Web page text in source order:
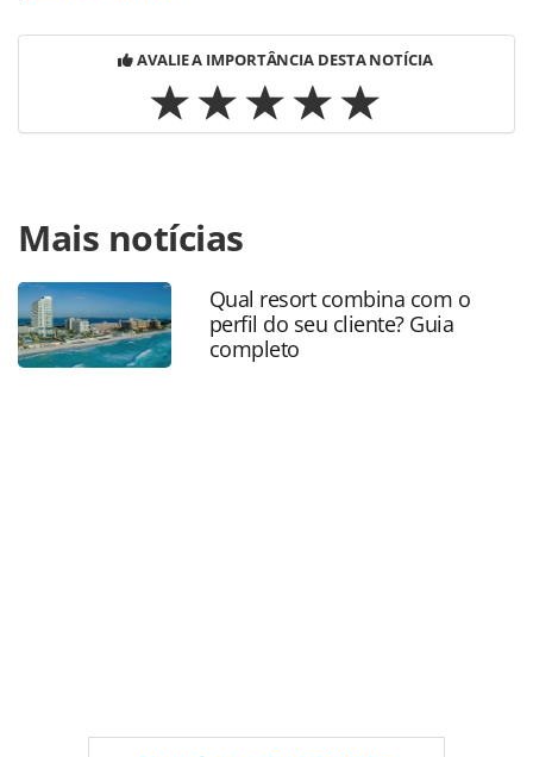
AVALIE A IMPORTÂNCIA DESTA NOTÍCIA
https://www.panrotas.com.br/aviacao/novas-
rotas/2026/04/gol-inicia-vendas-dos-voos-sazonais-entre-
porto-alegre-e-punta-del-este_227931.html ou as
ferramentas oferecidas na página. Todo o conteúdo
produzido pela PANROTAS Editora é protegido pela
legislação brasileira sobre direito autoral. Não reproduza o
Mais notícias
Qual resort combina com o
perfil do seu cliente? Guia
completo